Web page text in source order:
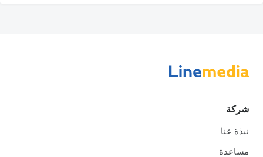
شركة
نبذة عنا
مساعدة